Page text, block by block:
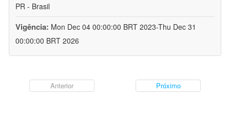
PR - Brasil
Vigência: Mon Dec 04 00:00:00 BRT 2023-Thu Dec 31
00:00:00 BRT 2026
Anterior Próximo